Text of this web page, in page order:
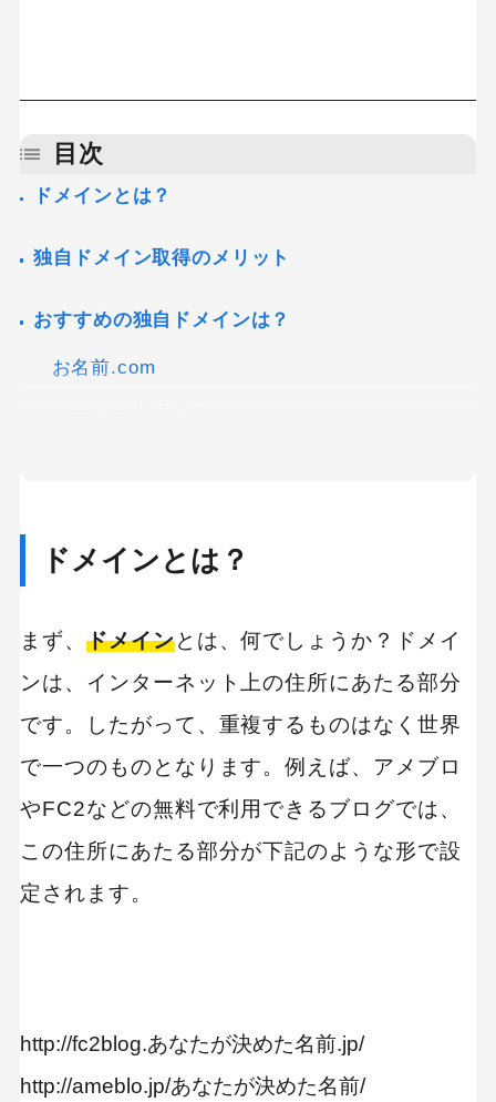
目次
ドメインとは？
独自ドメイン取得のメリット
おすすめの独自ドメインは？
お名前.com
ドメインとは？
まず、 ドメインとは、何でしょうか？ドメイ
ンは、インターネット上の住所にあたる部分
です。したがって、重複するものはなく世界
で一つのものとなります。例えば、アメブロ
やFC2などの無料で利用できるブログでは、
この住所にあたる部分が下記のような形で設
定されます。
http://fc2blog.あなたが決めた名前.jp/
http://ameblo.jp/あなたが決めた名前/